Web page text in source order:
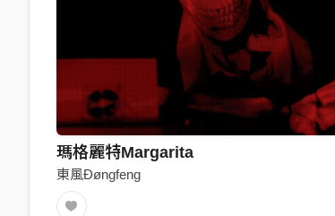
瑪格麗特Margarita
東風Đøngfeng